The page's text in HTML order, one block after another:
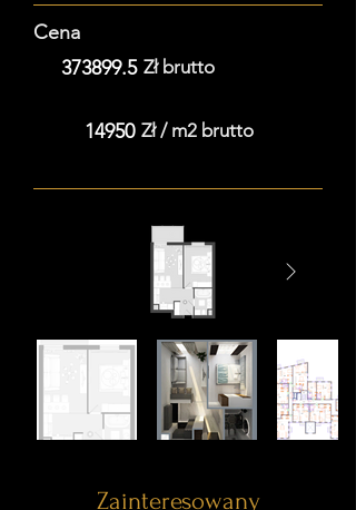
Cena
373899.5 Zł brutto
14950 Zł / m2 brutto
Zainteresowany